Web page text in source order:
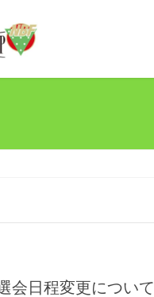
会日程変更について